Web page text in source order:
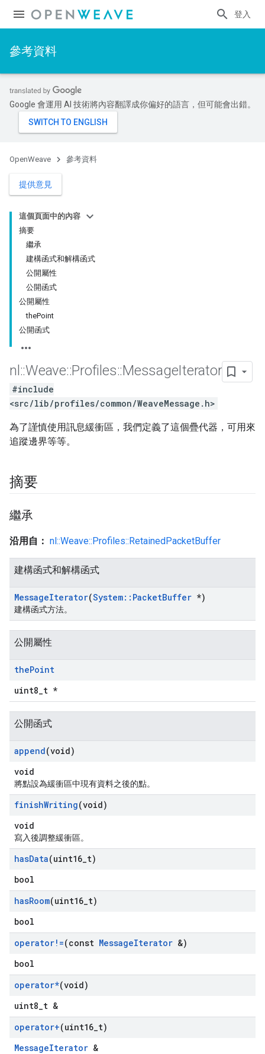
登入
參考資料
Google 會運用 AI 技術將內容翻譯成你偏好的語言，但可能會出錯。
OpenWeave 參考資料
提供意見
這個頁面中的內容
摘要
繼承
建構函式和解構函式
公開屬性
公開函式
公開屬性
thePoint
公開函式
nl ::Weave::Profiles::MessageIterator
#include
<src/lib/profiles/common/WeaveMessage.h>
為了謹慎使用訊息緩衝區，我們定義了這個疊代器，可用來
追蹤邊界等等。
摘要
繼承
沿用自： nl::Weave::Profiles::RetainedPacketBuffer
建構函式和解構函式
MessageIterator(System:: PacketBuffer *)
建構函式方法。
公開屬性
thePoint
uint8_t *
公開函式
append(void)
void
將點設為緩衝區中現有資料之後的點。
finishWriting(void)
void
寫入後調整緩衝區。
hasData(uint16 t)
bool
hasRoom(uint16 t)
bool
operator!=(const MessageIterator &)
bool
operator*(void)
uint8_t &
operator+(uint16 t)
MessageIterator &